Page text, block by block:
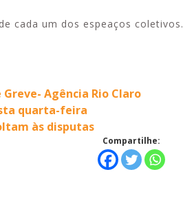
cada um dos espeaços coletivos.
Greve- Agência Rio Claro
quarta-feira
às disputas
Compartilhe: